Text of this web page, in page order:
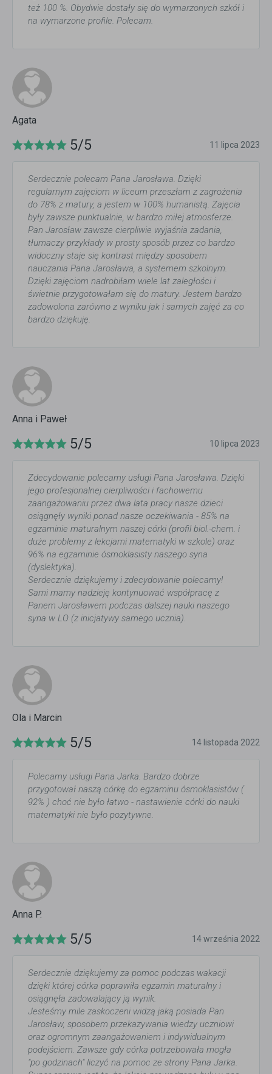
też 100 %. Obydwie dostały się do wymarzonych szkół i
na wymarzone profile. Polecam.
Agata
5/5 11 lipca 2023
Serdecznie polecam Pana Jarosława. Dzięki
regularnym zajęciom w liceum przeszłam z zagrożenia
do 78% z matury, a jestem w 100% humanistą. Zajęcia
były zawsze punktualnie, w bardzo miłej atmosferze.
Pan Jarosław zawsze cierpliwie wyjaśnia zadania,
tłumaczy przykłady w prosty sposób przez co bardzo
widoczny staje się kontrast między sposobem
nauczania Pana Jarosława, a systemem szkolnym.
Dzięki zajęciom nadrobiłam wiele lat zaległości i
świetnie przygotowałam się do matury. Jestem bardzo
zadowolona zarówno z wyniku jak i samych zajęć za co
bardzo dziękuję.
Anna i Paweł
5/5 10 lipca 2023
Zdecydowanie polecamy usługi Pana Jarosława. Dzięki
jego profesjonalnej cierpliwości i fachowemu
zaangażowaniu przez dwa lata pracy nasze dzieci
osiągnęły wyniki ponad nasze oczekiwania - 85% na
egzaminie maturalnym naszej córki (profil biol.-chem. i
duże problemy z lekcjami matematyki w szkole) oraz
96% na egzaminie ósmoklasisty naszego syna
(dyslektyka).
Serdecznie dziękujemy i zdecydowanie polecamy!
Sami mamy nadzieję kontynuować współpracę z
Panem Jarosławem podczas dalszej nauki naszego
syna w LO (z inicjatywy samego ucznia).
Ola i Marcin
5/5 14 listopada 2022
Polecamy usługi Pana Jarka. Bardzo dobrze
przygotował naszą córkę do egzaminu ósmoklasistów (
92% ) choć nie było łatwo - nastawienie córki do nauki
matematyki nie było pozytywne.
Anna P.
5/5 14 września 2022
Serdecznie dziękujemy za pomoc podczas wakacji
dzięki której córka poprawiła egzamin maturalny i
osiągnęła zadowalający ją wynik.
Jesteśmy mile zaskoczeni widzą jaką posiada Pan
Jarosław, sposobem przekazywania wiedzy uczniowi
oraz ogromnym zaangażowaniem i indywidualnym
podejściem. Zawsze gdy córka potrzebowała mogła
"po godzinach" liczyć na pomoc ze strony Pana Jarka.